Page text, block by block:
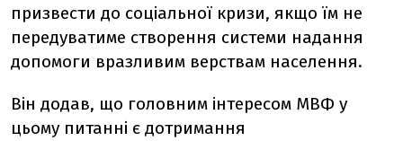
призвести до соціальної кризи, якщо їм не
передуватиме створення системи надання
допомоги вразливим верствам населення.
Він додав, що головним інтересом МВФ у
цьому питанні є дотримання